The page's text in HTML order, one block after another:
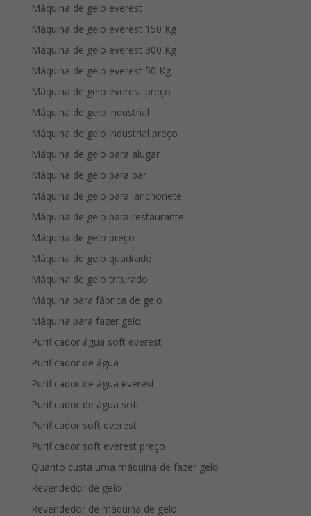
Máquina de gelo everest
Máquina de gelo everest 150 Kg
Máquina de gelo everest 300 Kg
Máquina de gelo everest 50 Kg
Máquina de gelo everest preço
Máquina de gelo industrial
Máquina de gelo industrial preço
Máquina de gelo para alugar
Máquina de gelo para bar
Máquina de gelo para lanchonete
Máquina de gelo para restaurante
Máquina de gelo preço
Máquina de gelo quadrado
Máquina de gelo triturado
Máquina para fábrica de gelo
Máquina para fazer gelo
Purificador água soft everest
Purificador de água
Purificador de água everest
Purificador de água soft
Purificador soft everest
Purificador soft everest preço
Quanto custa uma máquina de fazer gelo
Revendedor de gelo
Revendedor de máquina de gelo